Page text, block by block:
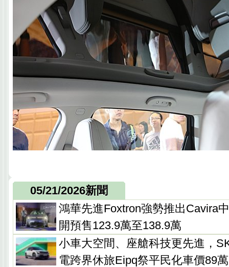
05/21/2026新聞
鴻華先進Foxtron強勢推出Cavira
開預售123.9萬至138.9萬
小車大空間、座艙科技更先進，
電跨界休旅Eipq祭平民化車價89